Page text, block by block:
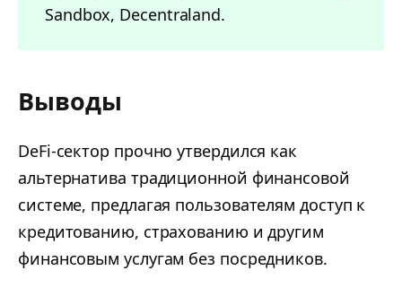
Sandbox, Decentraland.
Выводы
DeFi-сектор прочно утвердился как
альтернатива традиционной финансовой
системе, предлагая пользователям доступ к
кредитованию, страхованию и другим
финансовым услугам без посредников.